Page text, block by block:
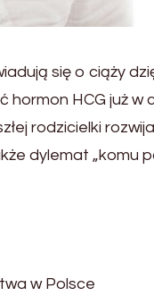
się o ciąży
hormon HCG już
rodzicielki
dylemat „komu
w Polsce